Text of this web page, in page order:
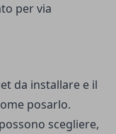
per via
da installare e il
posarlo.
scegliere,